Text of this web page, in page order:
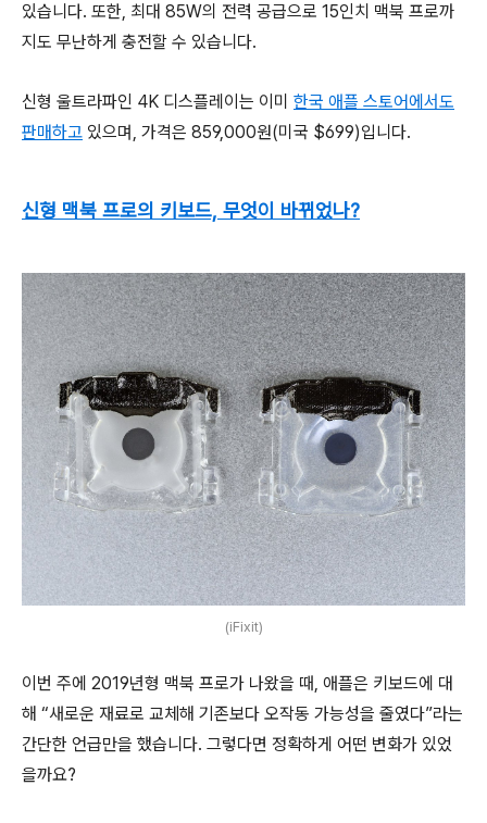
있습니다. 또한, 최대 85W의 전력 공급으로 15인치 맥북 프로까
지도 무난하게 충전할 수 있습니다.
신형 울트라파인 4K 디스플레이는 이미 한국 애플 스토어에서도
판매하고 있으며, 가격은 859,000원(미국 $699)입니다.
신형 맥북 프로의 키보드, 무엇이 바뀌었나?
(iFixit)
이번 주에 2019년형 맥북 프로가 나왔을 때, 애플은 키보드에 대
해 “새로운 재료로 교체해 기존보다 오작동 가능성을 줄였다”라는
간단한 언급만을 했습니다. 그렇다면 정확하게 어떤 변화가 있었
을까요?